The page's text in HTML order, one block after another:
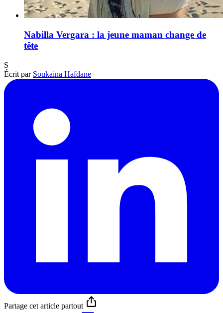
Nabilla Vergara : la jeune maman change de
tête
S
Écrit par Soukaina Hafdane
Partage cet article partout